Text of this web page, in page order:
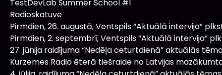
TestDevLab Summer School #1
Radioskatuve
Pirmdien, 26. augustā, Ventspils “Aktuālā intervija”
Pirmdien, 2. septembrī, Ventspils “Aktuālā intervija”
27. jūnija raidījuma “Nedēļa ceturtdienā” aktuālās
Kurzemes Radio ēterā tiešraide no Latvijas